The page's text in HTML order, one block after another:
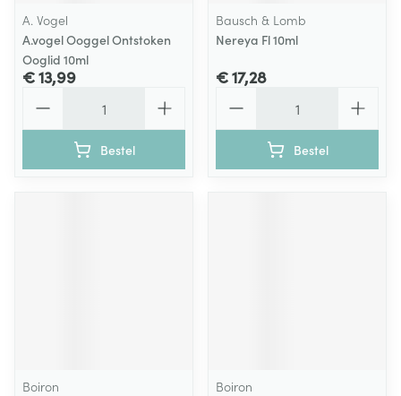
A. Vogel
A.vogel Ooggel Ontstoken
Ooglid 10ml
€ 13,99
Bestel
Bausch & Lomb
Nereya Fl 10ml
€ 17,28
Bestel
Boiron
Boiron